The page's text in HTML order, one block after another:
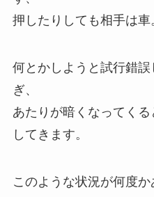
押したりしても相手は車
何とかしようと試行錯
ぎ、
あたりが暗くなってく
してきます。
このような状況が何度か